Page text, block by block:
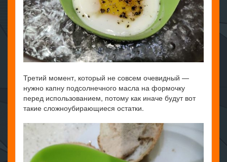
Третий момент, который не совсем очевидный —
нужно капну подсолнечного масла на формочку
перед использованием, потому как иначе будут вот
такие сложноубирающиеся остатки.